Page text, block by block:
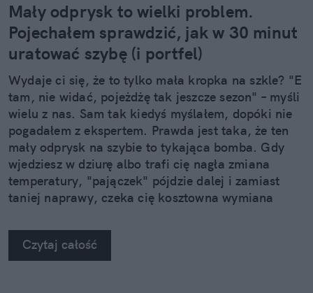
Mały odprysk to wielki problem.
Pojechałem sprawdzić, jak w 30 minut
uratować szybę (i portfel)
Wydaje ci się, że to tylko mała kropka na szkle? "E
tam, nie widać, pojeżdżę tak jeszcze sezon" – myśli
wielu z nas. Sam tak kiedyś myślałem, dopóki nie
pogadałem z ekspertem. Prawda jest taka, że ten
mały odprysk na szybie to tykająca bomba. Gdy
wjedziesz w dziurę albo trafi cię nagła zmiana
temperatury, "pajączek" pójdzie dalej i zamiast
taniej naprawy, czeka cię kosztowna wymiana
na własne oczy zobaczyć, jak profesjonaliści radzą
sobie z takimi uszkodzeniami.
Czytaj całość